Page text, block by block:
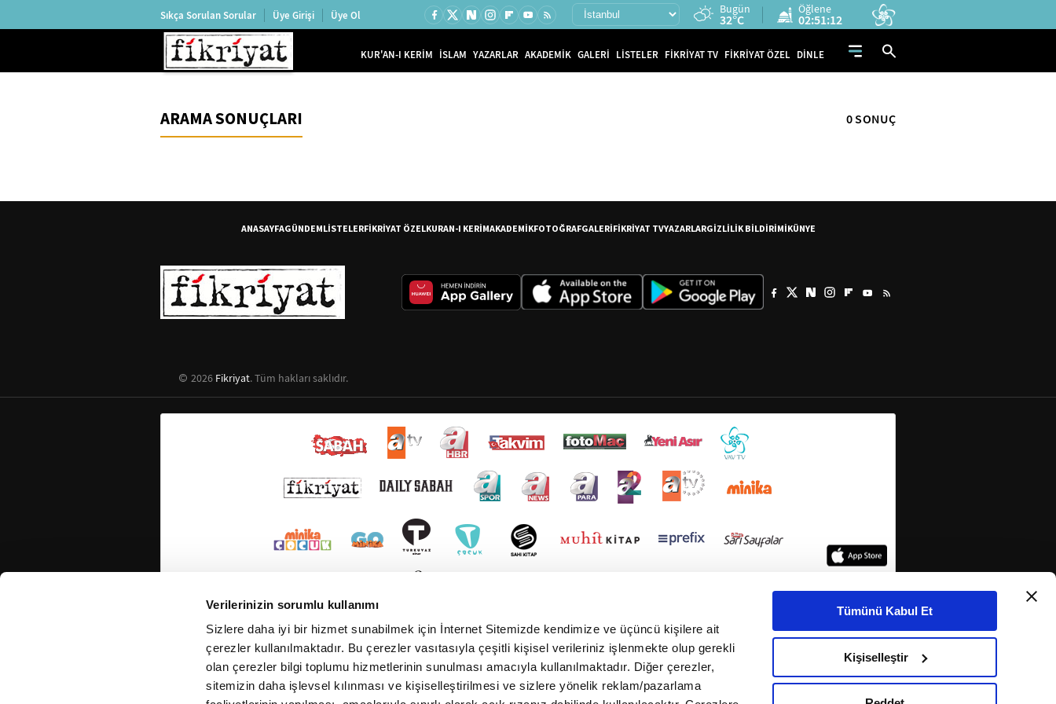
Verilerinizin sorumlu kullanımı
Sizlere daha iyi bir hizmet sunabilmek için İnternet Sitemizde kendimize ve üçüncü kişilere ait
çerezler kullanılmaktadır. Bu çerezler vasıtasıyla çeşitli kişisel verileriniz işlenmekte olup gerekli
olan çerezler bilgi toplumu hizmetlerinin sunulması amacıyla kullanılmaktadır. Diğer çerezler,
sitemizin daha işlevsel kılınması ve kişiselleştirilmesi ve sizlere yönelik reklam/pazarlama
Tümünü Kabul Et
Kişiselleştir
Sıkça Sorulan Sorular Üye Girişi Üye Ol Bugün
32°C
Öğlene
02:51:12
KUR'AN-I KERİM İSLAM YAZARLAR AKADEMİK GALERİ LİSTELER FİKRİYAT TV FİKRİYAT ÖZEL DİNLE
ARAMA SONUÇLARI 0 SONUÇ
ANASAYFAGÜNDEMLİSTELERFİKRİYAT ÖZELKURAN-I KERİMAKADEMİKFOTOĞRAFGALERİFİKRİYAT TVYAZARLARGİZLİLİK BİLDİRİMİKÜNYE
2026 Fikriyat. Tüm hakları saklıdır.